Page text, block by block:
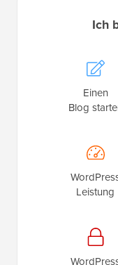
Ich
Einen
Blog
Leistung